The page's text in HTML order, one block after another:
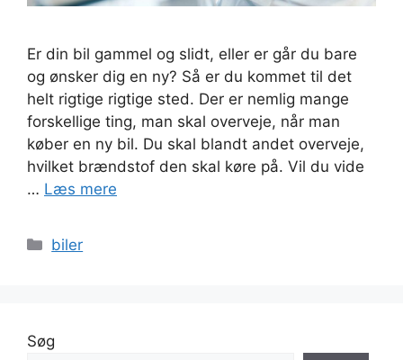
Er din bil gammel og slidt, eller er går du bare
og ønsker dig en ny? Så er du kommet til det
helt rigtige rigtige sted. Der er nemlig mange
forskellige ting, man skal overveje, når man
køber en ny bil. Du skal blandt andet overveje,
hvilket brændstof den skal køre på. Vil du vide
… Læs mere
Kategorier
biler
Søg